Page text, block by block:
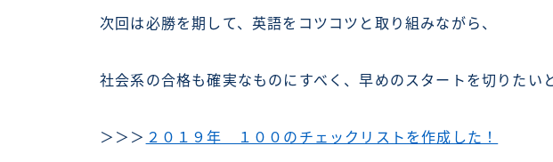
次回は必勝を期して、英語をコツコツと取り組みながら、
社会系の合格も確実なものにすべく、早めのスタートを切りたい
＞＞＞ ２０１９年 １００のチェックリストを作成した！